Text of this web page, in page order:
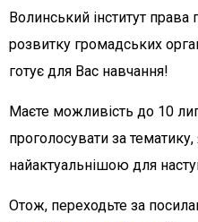
Волинський інститут
розвитку громадських
готує для Вас навчання!
Маєте можливість до 10
проголосувати за
найактуальнішою для
Отож, переходьте за